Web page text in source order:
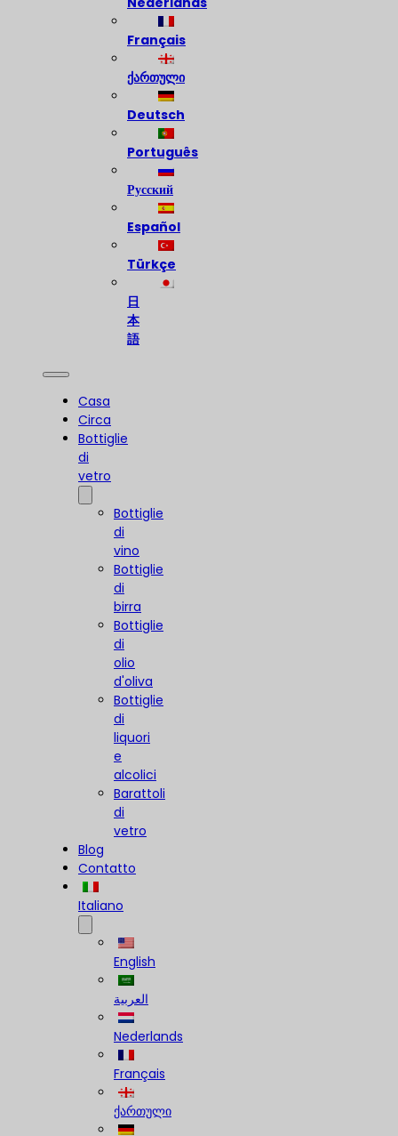
Français
ქართული
Deutsch
Português
Русский
Español
Türkçe
日
本
語
Casa
Circa
Bottiglie
di
vetro
Bottiglie
di
vino
Bottiglie
di
birra
Bottiglie
di
olio
d'oliva
Bottiglie
di
liquori
e
alcolici
Barattoli
di
vetro
Blog
Contatto
Italiano
English
العربية
Nederlands
Français
ქართული